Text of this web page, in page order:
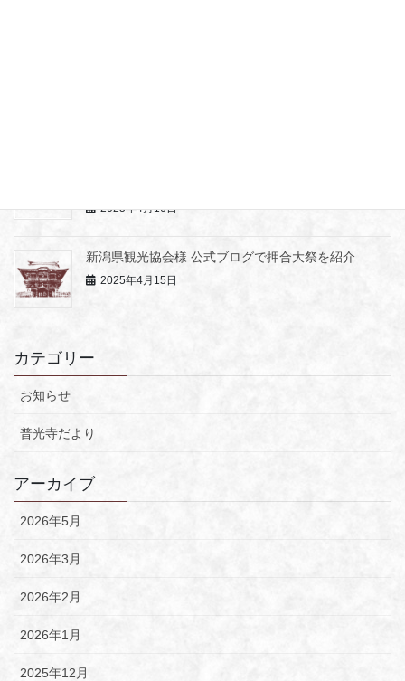
2025年4月16日
新潟県観光協会様 公式ブログで押合大祭を紹介
2025年4月15日
カテゴリー
お知らせ
普光寺だより
アーカイブ
2026年5月
2026年3月
2026年2月
2026年1月
2025年12月